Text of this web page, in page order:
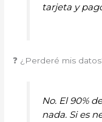
tarjeta y
❓ ¿Perderé mis
No. El 90%
nada. Si es